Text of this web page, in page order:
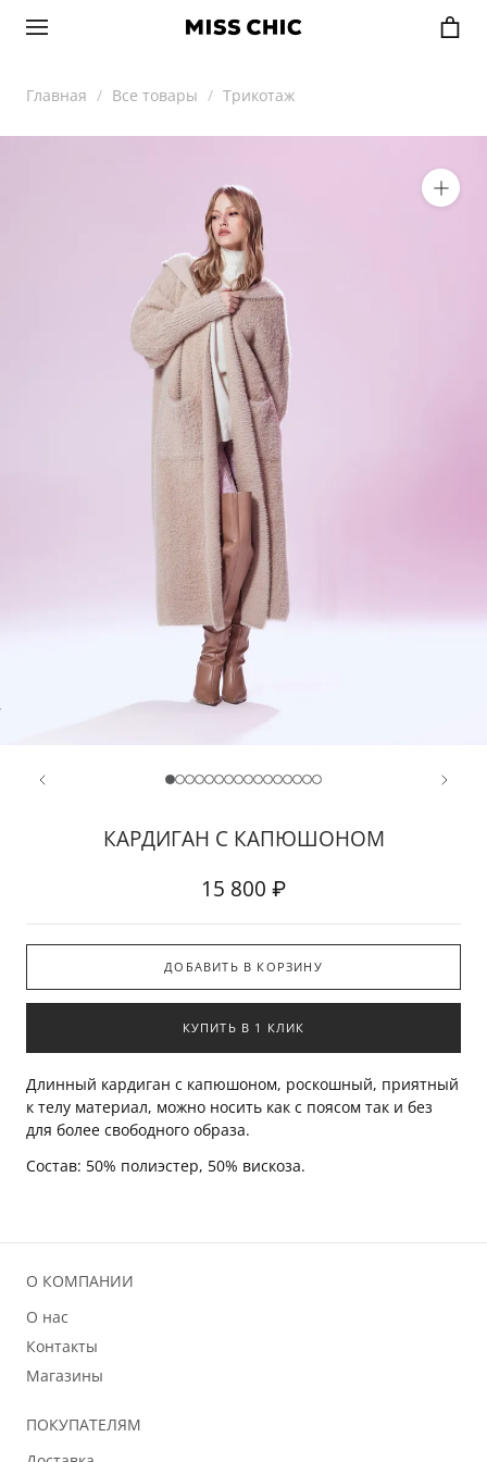
Главная Все товары Трикотаж
КАРДИГАН С КАПЮШОНОМ
15 800 ₽
ДОБАВИТЬ В КОРЗИНУ
КУПИТЬ В 1 КЛИК
Длинный кардиган с капюшоном, роскошный, приятный
к телу материал, можно носить как с поясом так и без
для более свободного образа.
Состав: 50% полиэстер, 50% вискоза.
О КОМПАНИИ
О нас
Контакты
Магазины
ПОКУПАТЕЛЯМ